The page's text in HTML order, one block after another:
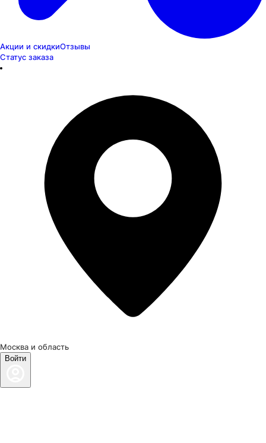
Акции и скидкиОтзывы
Статус заказа
Москва и область
Войти